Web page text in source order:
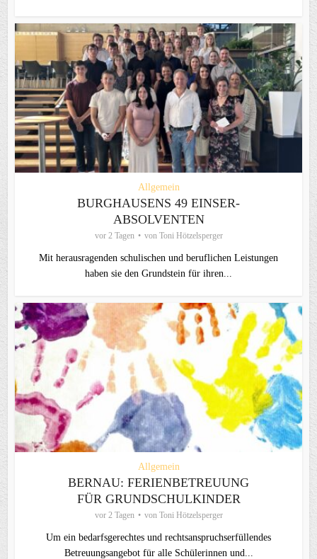
Allgemein
BURGHAUSENS 49 EINSER-
ABSOLVENTEN
vor 2 Tagen von Toni Hötzelsperger
Mit herausragenden schulischen und beruflichen Leistungen
haben sie den Grundstein für ihren...
Allgemein
BERNAU: FERIENBETREUUNG
FÜR GRUNDSCHULKINDER
vor 2 Tagen von Toni Hötzelsperger
Um ein bedarfsgerechtes und rechtsanspruchserfüllendes
Betreuungsangebot für alle Schülerinnen und...